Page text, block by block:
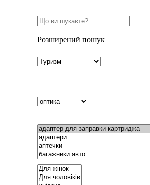
Розширений пошук